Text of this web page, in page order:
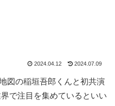
2024.04.12 2024.07.09
図の稲垣吾郎くんと初共演
で注目を集めているといい